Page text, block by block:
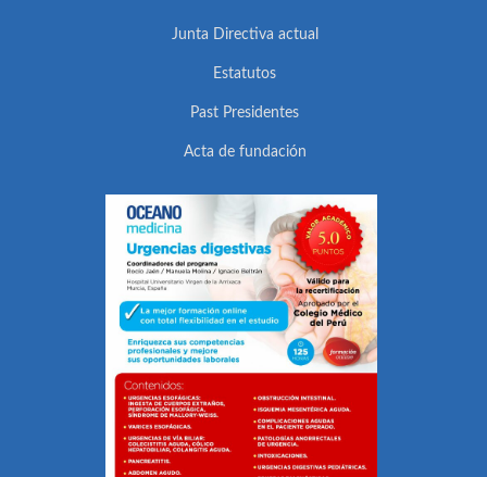
Junta Directiva actual
Estatutos
Past Presidentes
Acta de fundación